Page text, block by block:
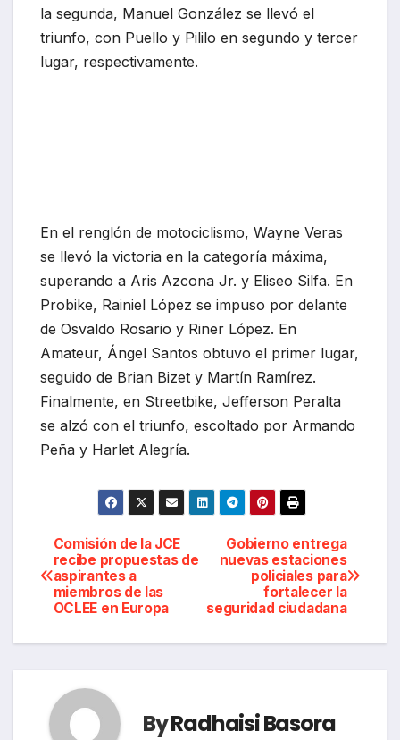
la segunda, Manuel González se llevó el
triunfo, con Puello y Pililo en segundo y tercer
lugar, respectivamente.
En el renglón de motociclismo, Wayne Veras
se llevó la victoria en la categoría máxima,
superando a Aris Azcona Jr. y Eliseo Silfa. En
Probike, Rainiel López se impuso por delante
de Osvaldo Rosario y Riner López. En
Amateur, Ángel Santos obtuvo el primer lugar,
seguido de Brian Bizet y Martín Ramírez.
Finalmente, en Streetbike, Jefferson Peralta
se alzó con el triunfo, escoltado por Armando
Peña y Harlet Alegría.
Navegación
de
entradas
Gobierno entrega
nuevas estaciones
policiales para
fortalecer la
seguridad ciudadana
Comisión de la JCE
recibe propuestas de
aspirantes a
miembros de las
OCLEE en Europa
ByRadhaisi Basora